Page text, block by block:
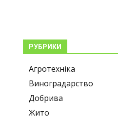
РУБРИКИ
Агротехніка
Виноградарство
Добрива
Жито